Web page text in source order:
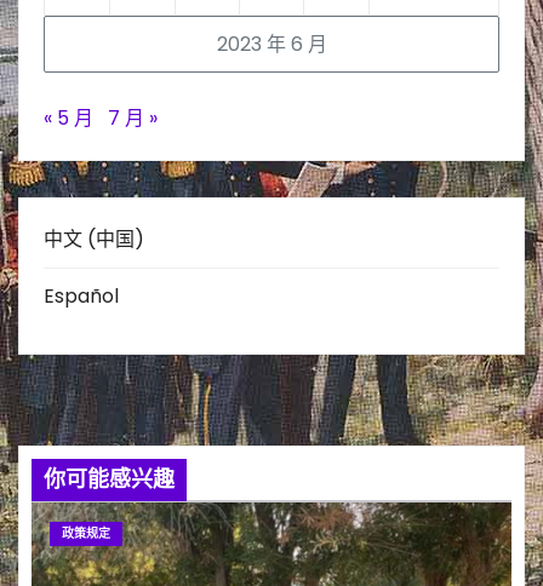
2023 年 6 月
« 5 月 7 月 »
中文 (中国)
Español
你可能感兴趣
政策规定